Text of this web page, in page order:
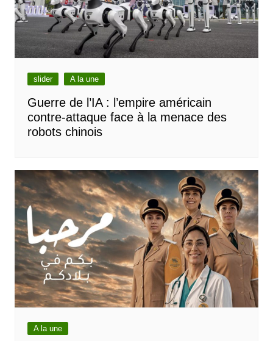
slider A la une
Guerre de l’IA : l’empire américain
contre-attaque face à la menace des
robots chinois
A la une